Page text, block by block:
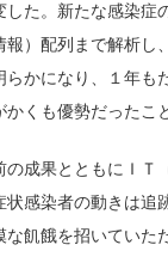
た。新たな感染
報）配列まで解析
かになり、１年も
くも優勢だったこ
成果とともにＩ
感染者の動きは
飢餓を招いていた